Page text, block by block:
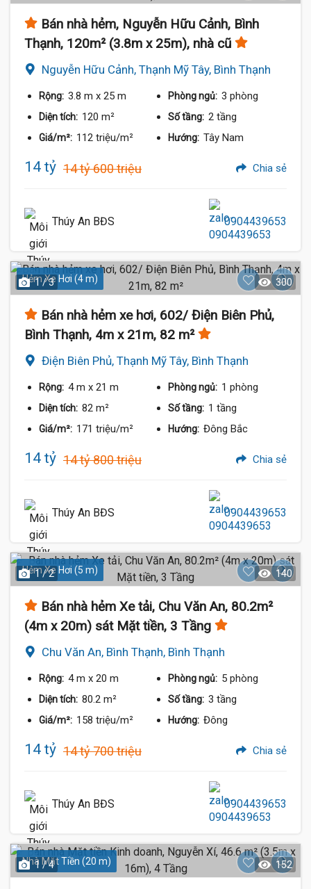
Bán nhà hẻm, Nguyễn Hữu Cảnh, Bình
Thạnh, 120m² (3.8m x 25m), nhà cũ
Nguyễn Hữu Cảnh, Thạnh Mỹ Tây, Bình Thạnh
Rộng: 3.8 m x 25 m Phòng ngủ: 3 phòng
Diện tích: 120 m² Số tầng: 2 tầng
Giá/m²: 112 triệu/m² Hướng: Tây Nam
14 tỷ 14 tỷ 600 triệu Chia sẻ
Thúy An BĐS 0904439653
Hẻm Xe Hơi (4 m)
1 / 3 300
Bán nhà hẻm xe hơi, 602/ Điện Biên Phủ,
Bình Thạnh, 4m x 21m, 82 m²
Điện Biên Phủ, Thạnh Mỹ Tây, Bình Thạnh
Rộng: 4 m x 21 m Phòng ngủ: 1 phòng
Diện tích: 82 m² Số tầng: 1 tầng
Giá/m²: 171 triệu/m² Hướng: Đông Bắc
14 tỷ 14 tỷ 800 triệu Chia sẻ
Thúy An BĐS 0904439653
Hẻm Xe Hơi (5 m)
1 / 2 140
Bán nhà hẻm Xe tải, Chu Văn An, 80.2m²
(4m x 20m) sát Mặt tiền, 3 Tầng
Chu Văn An, Bình Thạnh, Bình Thạnh
Rộng: 4 m x 20 m Phòng ngủ: 5 phòng
Diện tích: 80.2 m² Số tầng: 3 tầng
Giá/m²: 158 triệu/m² Hướng: Đông
14 tỷ 14 tỷ 700 triệu Chia sẻ
Thúy An BĐS 0904439653
Nhà Mặt Tiền (20 m)
1 / 4 152